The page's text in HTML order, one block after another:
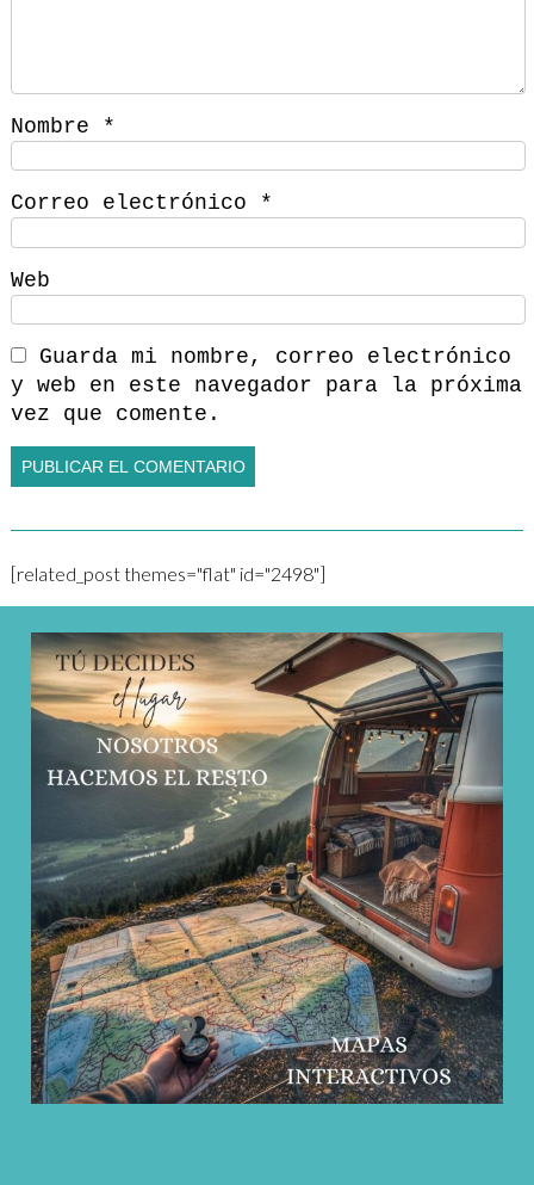
Nombre *
Correo electrónico *
Web
Guarda mi nombre, correo electrónico
y web en este navegador para la próxima
vez que comente.
[related_post themes="flat" id="2498"]